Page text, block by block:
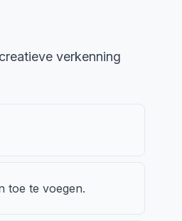
verkenning
toe te voegen.